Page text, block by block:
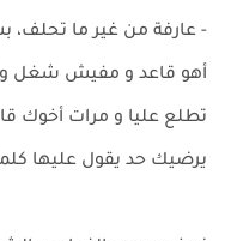
- عارفة من غير ما
أهو قاعد و مفيش شغل و
تطلع عليا و مرات أخوك
يرضيك حد يقول عليها